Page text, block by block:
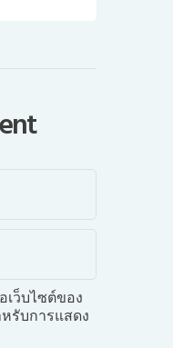
ว็บไซต์ของ
รับการแสดง